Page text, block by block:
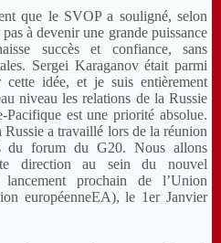
que le SVOP a souligné, selon
à devenir une grande puissance
succès et confiance, sans
Sergei Karaganov était parmi
cette idée, et je suis entièrement
niveau les relations de la Russie
est une priorité absolue.
Russie a travaillé lors de la réunion
du forum du G20. Nous allons
direction au sein du nouvel
prochain de l’Union
européenneEA), le 1er Janvier